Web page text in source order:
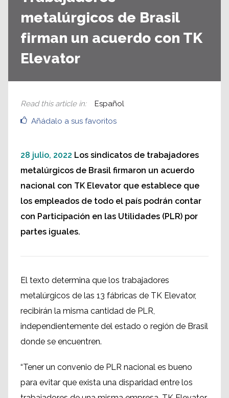
metalúrgicos de Brasil
firman un acuerdo con TK
Elevator
Añádalo a sus favoritos
Read this article in: Español
28 julio, 2022 Los sindicatos de trabajadores
metalúrgicos de Brasil firmaron un acuerdo
nacional con TK Elevator que establece que
los empleados de todo el país podrán contar
con Participación en las Utilidades (PLR) por
partes iguales.
El texto determina que los trabajadores
metalúrgicos de las 13 fábricas de TK Elevator,
recibirán la misma cantidad de PLR,
independientemente del estado o región de Brasil
donde se encuentren.
“Tener un convenio de PLR nacional es bueno
para evitar que exista una disparidad entre los